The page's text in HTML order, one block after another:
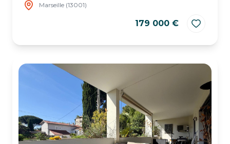
Marseille (13001)
179 000 €